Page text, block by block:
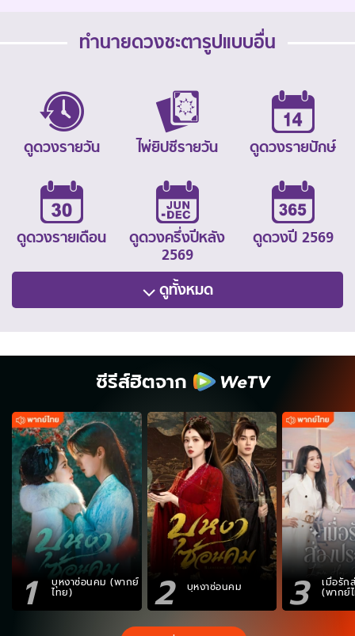
ทำนายดวงชะตารูปแบบอื่น
ดูดวงรายวัน ไพ่ยิปซีรายวัน ดูดวงรายปักษ์
ดูดวงรายเดือน
ดูดวงครึ่งปีหลัง
2569
ดูดวงปี 2569
ดูทั้งหมด
ซีรีส์ฮิตจาก
1 บุหงาซ่อนคม (พากย์
ไทย) 2 บุหงาซ่อนคม 3 เมื่อรัก
(พากย์